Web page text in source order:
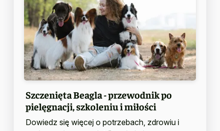
Szczenięta Beagla - przewodnik po
pielęgnacji, szkoleniu i miłości
Dowiedz się więcej o potrzebach, zdrowiu i